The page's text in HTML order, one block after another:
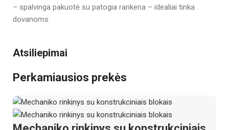
– spalvinga pakuotė su patogia rankena – idealiai tinka
dovanoms
Atsiliepimai
Perkamiausios prekės